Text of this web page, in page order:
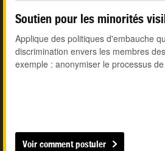
Soutien pour les minorités
Applique des politiques d'embauche
discrimination envers les membres
exemple : anonymiser le processus
Voir comment postuler